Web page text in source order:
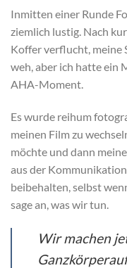
Inmitten einer Runde
ziemlich lustig. Nach
Koffer verflucht, meine
weh, aber ich hatte ein
AHA-Moment.
Es wurde reihum
meinen Film zu
möchte und dann
aus der
beibehalten, selbst
sage an, was wir tun.
Wir machen